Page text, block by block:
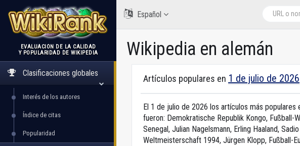
WikiRank
EVALUACIÓN DE LA CALIDAD
Y POPULARIDAD DE WIKIPEDIA
Clasificaciones globales
Interés de los autores
Índice de citas
Popularidad
Español
Wikipedia en alemán
Artículos populares en 1 de julio de 2026
El 1 de julio de 2026 los artículos más populares
fueron: Demokratische Republik Kongo, Fußball-
Senegal, Julian Nagelsmann, Erling Haaland,
Weltmeisterschaft 1994, Jürgen Klopp, Fußball-